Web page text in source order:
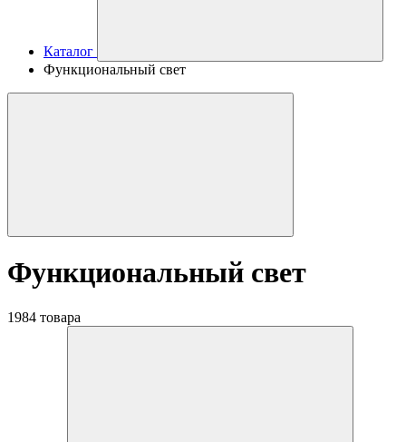
Каталог
Функциональный свет
Функциональный свет
1984 товара